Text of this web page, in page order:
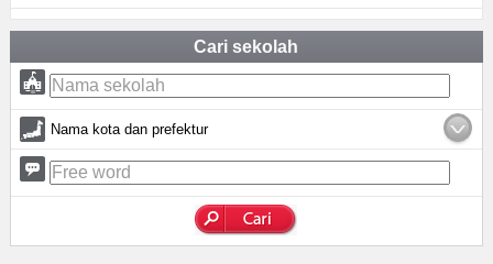
Cari sekolah
Nama kota dan prefektur